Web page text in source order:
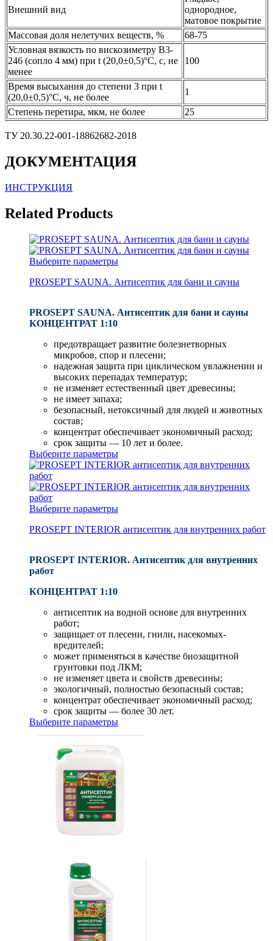
Внешний вид
однородное,
матовое покрытие
Массовая доля нелетучих веществ, %
68-75
Условная вязкость по вискозиметру В3-
246 (сопло 4 мм) при t (20,0±0,5)°С, с, не
менее
100
Время высыхания до степени 3 при t
(20,0±0,5)°С, ч, не более
1
Степень перетира, мкм, не более
25
ТУ 20.30.22-001-18862682-2018
ДОКУМЕНТАЦИЯ
ИНСТРУКЦИЯ
Related Products
Выберите параметры
PROSEPT SAUNA. Антисептик для бани и сауны
PROSEPT SAUNA. Антисептик для бани и сауны
КОНЦЕНТРАТ 1:10
предотвращает развитие болезнетворных
микробов, спор и плесени;
надежная защита при циклическом увлажнении и
высоких перепадах температур;
не изменяет естественный цвет древесины;
не имеет запаха;
безопасный, нетоксичный для людей и животных
состав;
концентрат обеспечивает экономичный расход;
срок защиты — 10 лет и более.
Выберите параметры
Выберите параметры
PROSEPT INTERIOR антисептик для внутренних работ
PROSEPT INTERIOR. Антисептик для внутренних
работ
КОНЦЕНТРАТ 1:10
антисептик на водной основе для внутренних
работ;
защищает от плесени, гнили, насекомых-
вредителей;
может применяться в качестве биозащитной
грунтовки под ЛКМ;
не изменяет цвета и свойств древесины;
экологичный, полностью безопасный состав;
концентрат обеспечивает экономичный расход;
срок защиты — более 30 лет.
Выберите параметры